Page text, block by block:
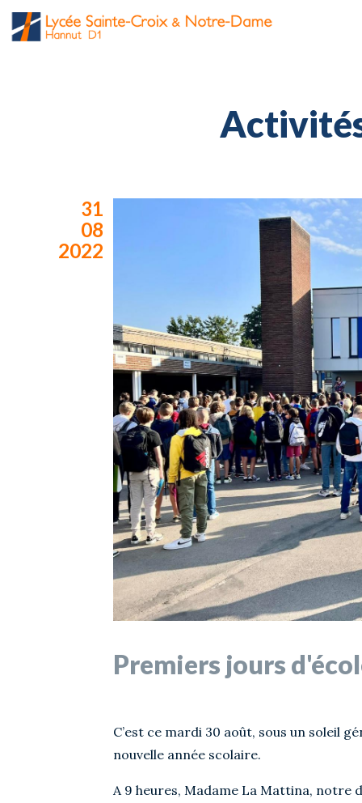
31
08
2022
Premiers jours
C’est ce mardi 30 août, sous un soleil
nouvelle année scolaire.
A 9 heures, Madame La Mattina, notre